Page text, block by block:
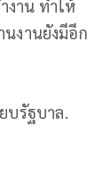
งาน ทำให้
นงานยังมีอีก
บรัฐบาล.